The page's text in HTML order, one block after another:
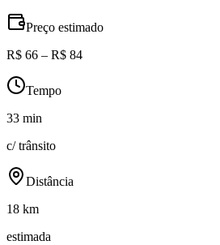
Preço estimado
R$ 66 – R$ 84
Tempo
33 min
c/ trânsito
Distância
18 km
estimada